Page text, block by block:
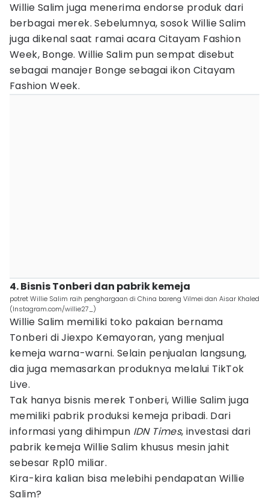
Willie Salim juga menerima endorse produk dari
berbagai merek. Sebelumnya, sosok Willie Salim
juga dikenal saat ramai acara Citayam Fashion
Week, Bonge. Willie Salim pun sempat disebut
sebagai manajer Bonge sebagai ikon Citayam
Fashion Week.
4. Bisnis Tonberi dan pabrik kemeja
potret Willie Salim raih penghargaan di China bareng Vilmei dan Aisar Khaled
(Instagram.com/willie27_)
Willie Salim memiliki toko pakaian bernama
Tonberi di Jiexpo Kemayoran, yang menjual
kemeja warna-warni. Selain penjualan langsung,
dia juga memasarkan produknya melalui TikTok
Live.
Tak hanya bisnis merek Tonberi, Willie Salim juga
memiliki pabrik produksi kemeja pribadi. Dari
informasi yang dihimpun IDN Times, investasi dari
pabrik kemeja Willie Salim khusus mesin jahit
sebesar Rp10 miliar.
Kira-kira kalian bisa melebihi pendapatan Willie
Salim?